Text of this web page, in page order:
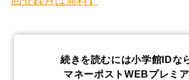
続きを読むには小学館IDな
マネーポストWEBプレミ